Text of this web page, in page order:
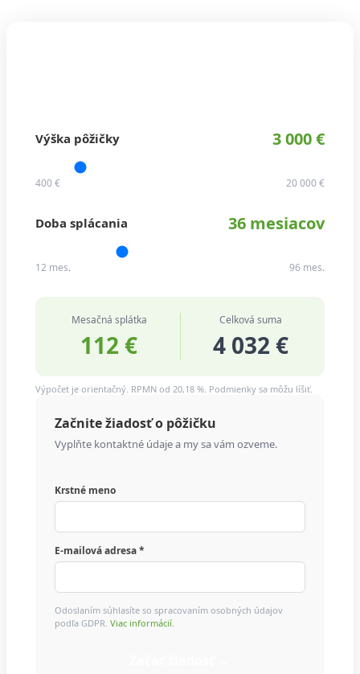
Výška pôžičky 3 000 €
400 € 20 000 €
Doba splácania 36 mesiacov
12 mes. 96 mes.
Mesačná splátka
112 €
Celková suma
4 032 €
Výpočet je orientačný. RPMN od 20,18 %. Podmienky sa môžu líšiť.
Začnite žiadosť o pôžičku
Vyplňte kontaktné údaje a my sa vám ozveme.
Krstné meno
E-mailová adresa *
Odoslaním súhlasíte so spracovaním osobných údajov
podľa GDPR. Viac informácií.